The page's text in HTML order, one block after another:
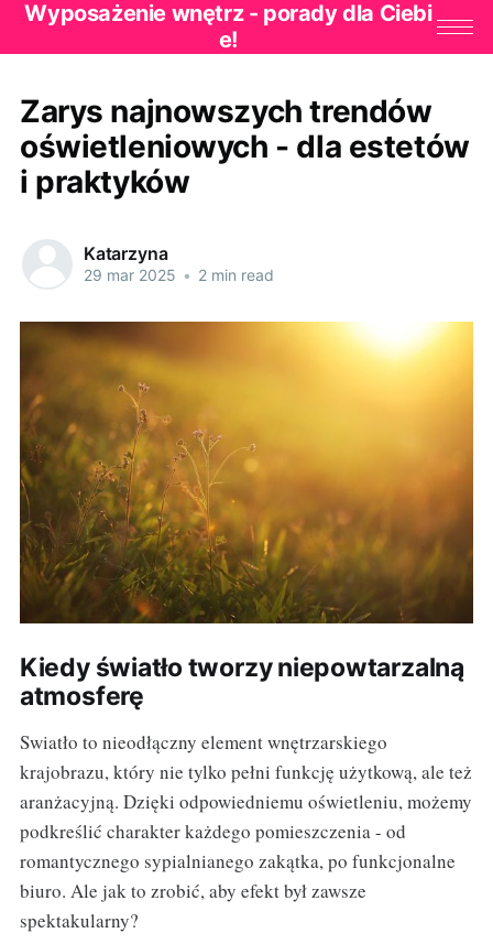
Wyposażenie wnętrz - porady dla Ciebi
e!
Zarys najnowszych trendów
oświetleniowych - dla estetów
i praktyków
Katarzyna
29 mar 2025 • 2 min read
Kiedy światło tworzy niepowtarzalną
atmosferę
Swiatło to nieodłączny element wnętrzarskiego
krajobrazu, który nie tylko pełni funkcję użytkową, ale też
aranżacyjną. Dzięki odpowiedniemu oświetleniu, możemy
podkreślić charakter każdego pomieszczenia - od
romantycznego sypialnianego zakątka, po funkcjonalne
biuro. Ale jak to zrobić, aby efekt był zawsze
spektakularny?